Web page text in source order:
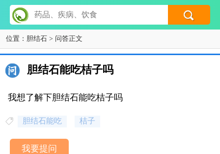
位置： 胆结石 > 问答正文
胆结石能吃桔子吗
我想了解下胆结石能吃桔子吗
胆结石能吃 桔子
我要提问